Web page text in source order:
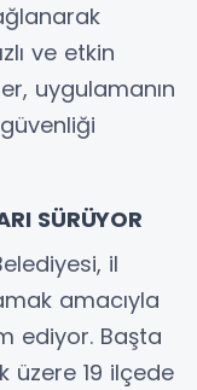
ve etkin
uygulamanın
SÜRÜYOR
il
amacıyla
ediyor. Başta
üzere 19 ilçede